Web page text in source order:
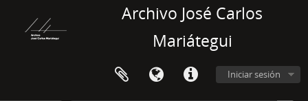
Archivo José Carlos
Mariátegui
Iniciar sesión